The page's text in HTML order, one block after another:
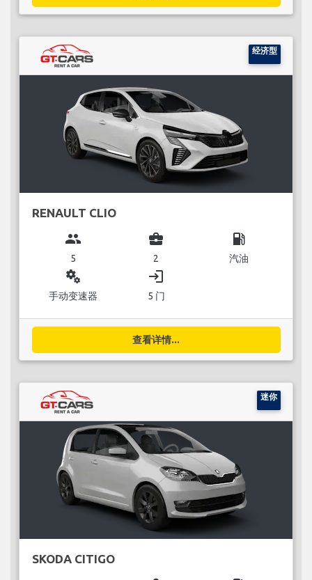
经济型
RENAULT CLIO
group
5
business_center
2
local_gas_station
汽油
miscellaneous_services
手动变速器
login
5 门
查看详情...
迷你
SKODA CITIGO